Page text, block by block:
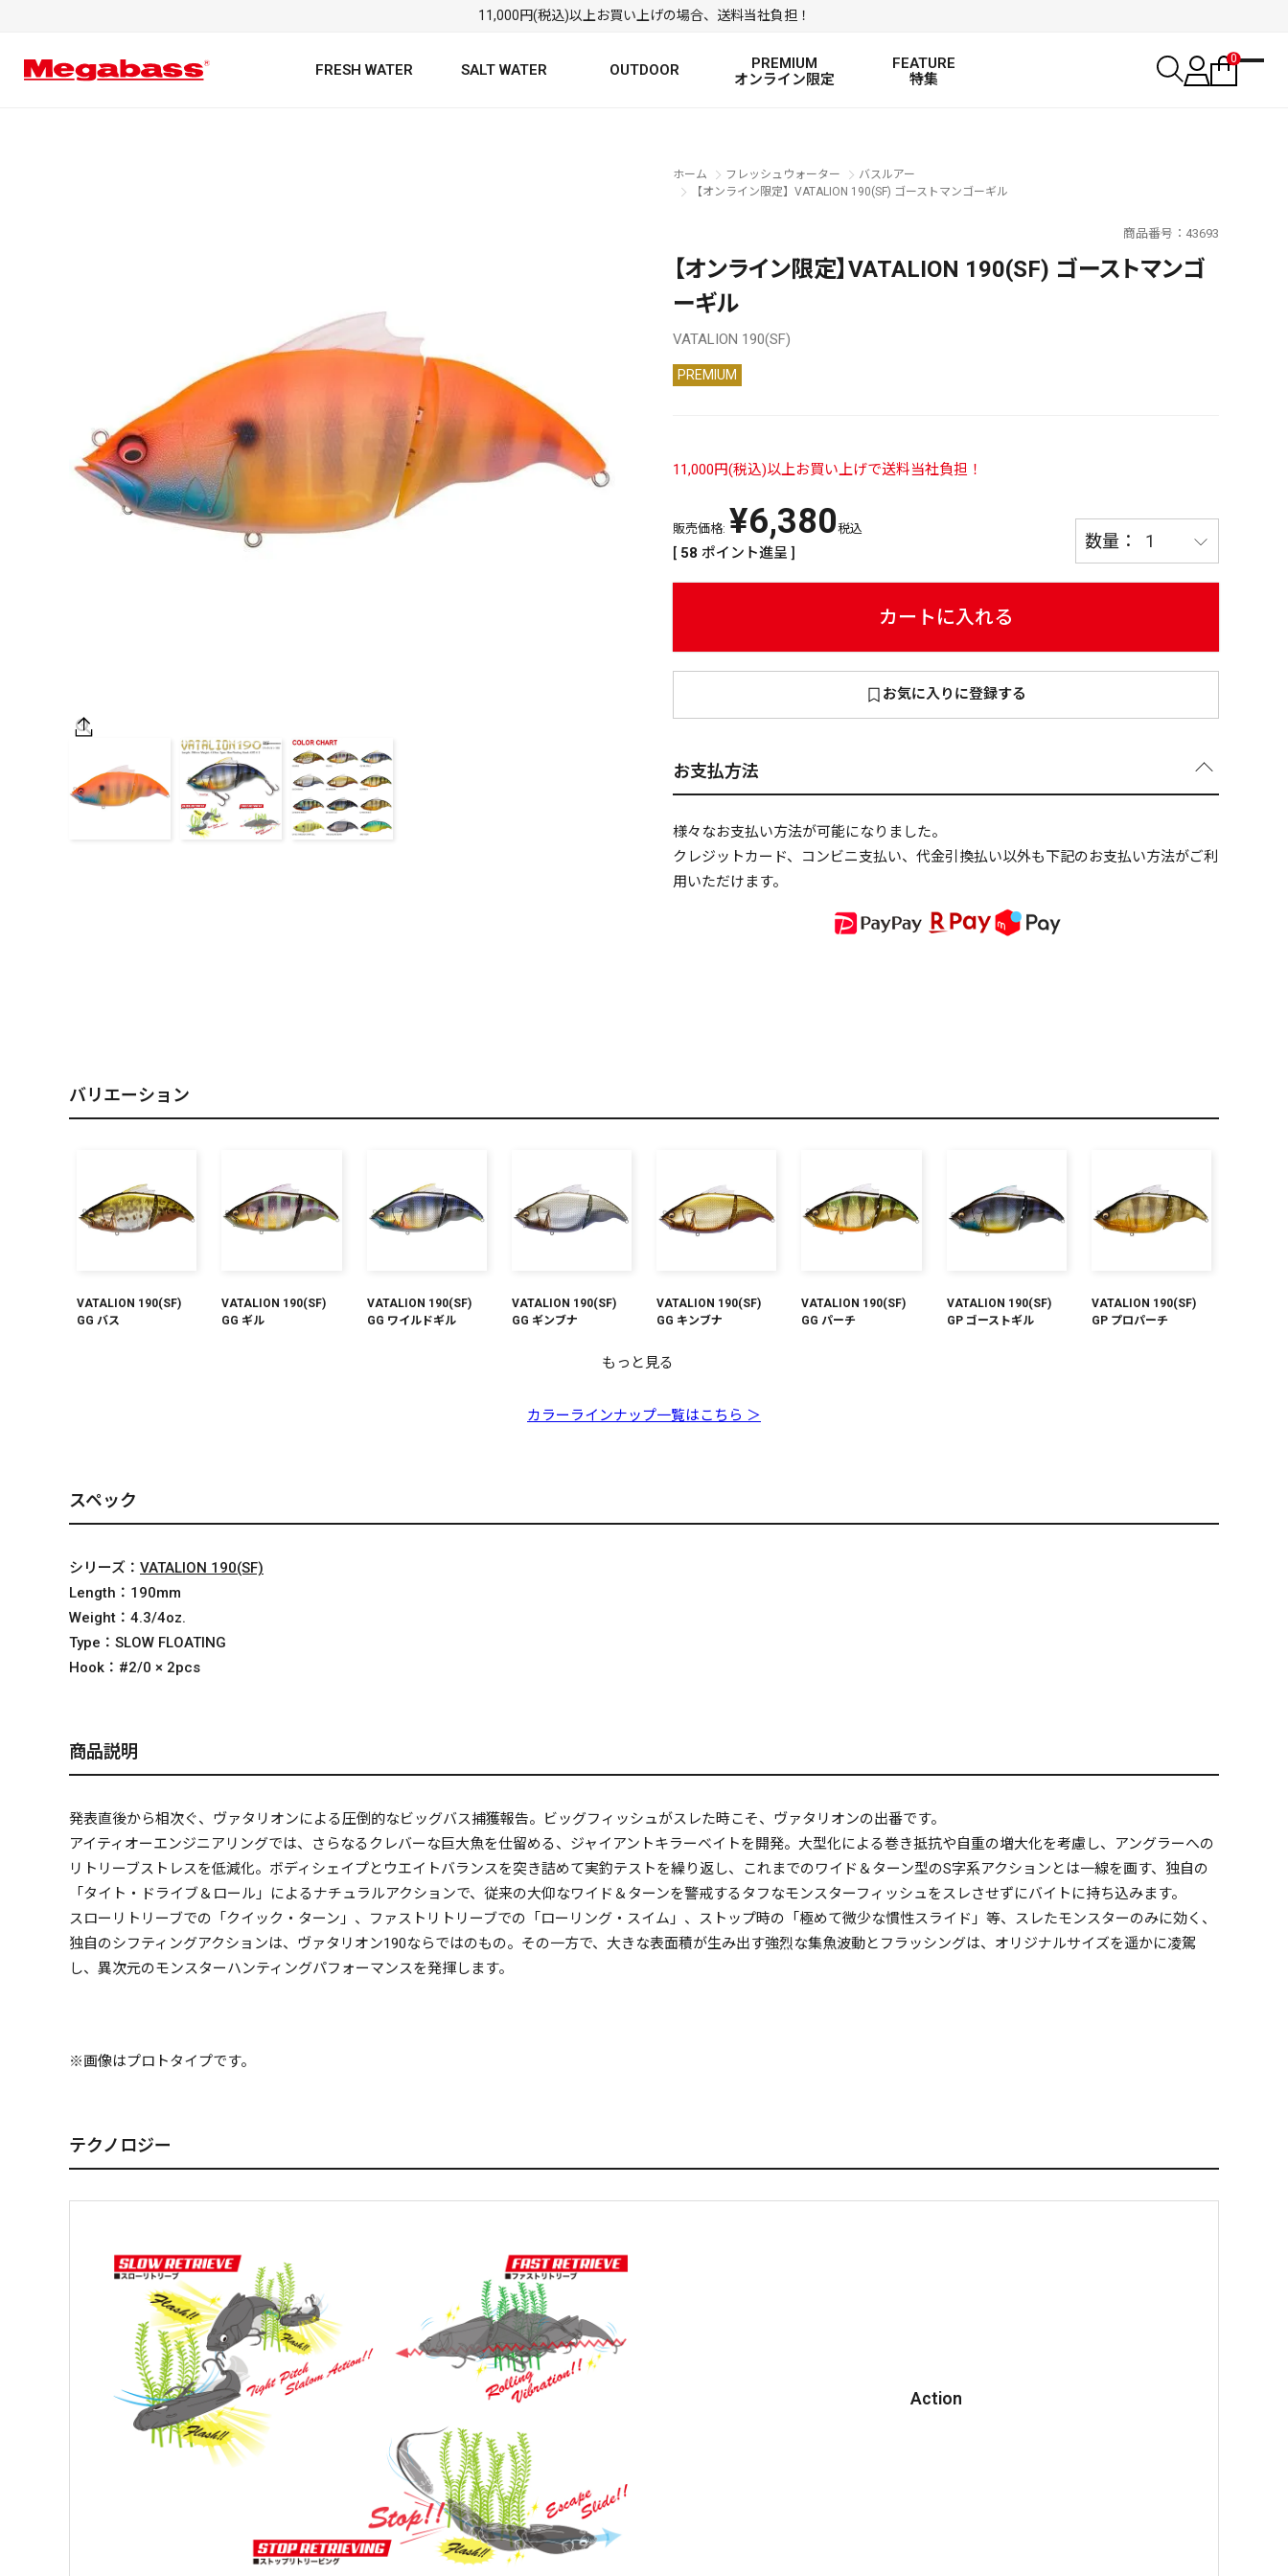
11,000円(税込)以上お買い上げの場合、送料当社負担！
FRESH WATER
TROUT ROD TROUT LURE
SALT WATER
SALTWATER LURE
OUTDOOR
PREMIUM
オンライン限定
FEATURE
特集
0
絞り込み検索
カテゴリ
PREMIUM オンライン限定
¥
全て
リセット この内容で検索する
ホーム フレッシュウォーター
バスルアー
【オンライン限定】VATALION 190(SF) ゴーストマンゴーギル
商品番号 43693
【オンライン限定】VATALION 190(SF) ゴーストマンゴ
ーギル
VATALION 190(SF)
PREMIUM
11,000円(税込)以上お買い上げで送料当社負担！
販売価格: ¥6,380税込
[ 58 ポイント進呈 ]
カートに入れる
お気に入りに登録する
お支払方法
様々なお支払い方法が可能になりました。
クレジットカード、コンビニ支払い、代金引換払い以外も下記のお支払い方法がご利
用いただけます。
バリエーション
VATALION 190(SF)
GG バス
VATALION 190(SF)
GG ギル
VATALION 190(SF)
GG ワイルドギル
VATALION 190(SF)
GG ギンブナ
VATALION 190(SF)
GG キンブナ
VATALION 190(SF)
GG パーチ
VATALION 190(SF)
GP ゴーストギル
VATALION 190(SF)
GP プロパーチ
VATALION 190(SF) シ
ェードギルⅡ
VATALION 190(SF) ゴ
ーストマンゴーギル
もっと見る
カラーラインナップ一覧はこちら ＞
スペック
シリーズ： VATALION 190(SF)
Length： 190mm
Weight： 4.3/4oz.
Type： SLOW FLOATING
Hook： #2/0 × 2pcs
商品説明
発表直後から相次ぐ、ヴァタリオンによる圧倒的なビッグバス捕獲報告。ビッグフィッシュがスレた時こそ、ヴァタリオンの出番です。
アイティオーエンジニアリングでは、さらなるクレバーな巨大魚を仕留める、ジャイアントキラーベイトを開発。大型化による巻き抵抗や自重の増大化を考慮し、アングラーへの
リトリーブストレスを低減化。ボディシェイプとウエイトバランスを突き詰めて実釣テストを繰り返し、これまでのワイド＆ターン型のS字系アクションとは一線を画す、独自の
「タイト・ドライブ＆ロール」によるナチュラルアクションで、従来の大仰なワイド＆ターンを警戒するタフなモンスターフィッシュをスレさせずにバイトに持ち込みます。
スローリトリーブでの「クイック・ターン」、ファストリトリーブでの「ローリング・スイム」、ストップ時の「極めて微少な慣性スライド」等、スレたモンスターのみに効く、
独自のシフティングアクションは、ヴァタリオン190ならではのもの。その一方で、大きな表面積が生み出す強烈な集魚波動とフラッシングは、オリジナルサイズを遥かに凌駕
し、異次元のモンスターハンティングパフォーマンスを発揮します。
※画像はプロトタイプです。
テクノロジー
Action